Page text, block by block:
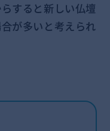
すると新しい仏壇
が多いと考えられ